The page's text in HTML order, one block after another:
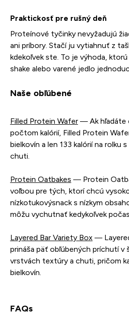
Praktickosť pre rušný deň
Proteínové tyčinky nevyžadujú
ani príbory. Stačí ju vytiahnuť z
kdekoľvek ste. To je výhoda,
shake alebo varené jedlo
Naše obľúbené
Filled Protein Wafer— Ak hľadáte
počtom kalórií, Filled Protein
bielkovín a len 133 kalórií na rolku
chuti.
Protein Oatbakes — Protein
voľbou pre tých, ktorí chcú
nízkotukovýsnack s nízkym
môžu vychutnať kedykoľvek počas
Layered Bar Variety Box —
prináša päť obľúbených príchutí v
vrstvách textúry a chuti, pričom
bielkovín.
FAQs